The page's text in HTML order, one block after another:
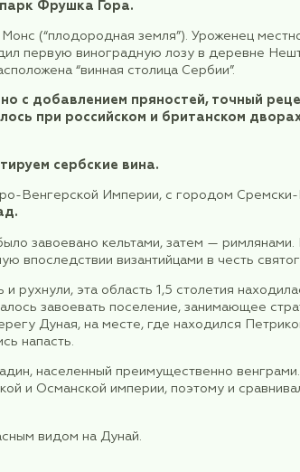
по городу. Мы познакомимся со
Национального театра и
Св.Саввы.
памятником Стефану Немане,
и Османского государства, а